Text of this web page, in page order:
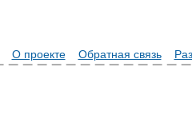
О проекте Обратная связь